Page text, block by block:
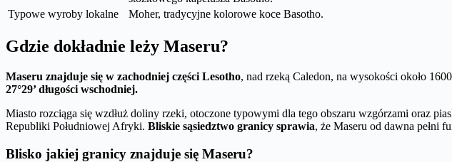
Typowe wyroby lokalne
Moher, tradycyjne kolorowe koce Basotho.
Gdzie dokładnie leży Maseru?
Maseru znajduje się w zachodniej części Lesotho, nad rzeką Caledon, na wysokości około
27°29’ długości wschodniej.
Miasto rozciąga się wzdłuż doliny rzeki, otoczone typowymi dla tego obszaru wzgórzami oraz
Republiki Południowej Afryki. Bliskie sąsiedztwo granicy sprawia, że Maseru od dawna pełni
Blisko jakiej granicy znajduje się Maseru?